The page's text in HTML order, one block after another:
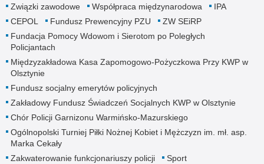
Związki zawodowe Współpraca międzynarodowa
IPA
CEPOL
Fundusz Prewencyjny PZU
ZW SEiRP
Fundacja Pomocy Wdowom i Sierotom po Poległych
Policjantach
Międzyzakładowa Kasa Zapomogowo-Pożyczkowa Przy KWP w
Olsztynie
Fundusz socjalny emerytów policyjnych
Zakładowy Fundusz Świadczeń Socjalnych KWP w Olsztynie
Chór Policji Garnizonu Warmińsko-Mazurskiego
Ogólnopolski Turniej Piłki Nożnej Kobiet i Mężczyzn im. mł. asp.
Marka Cekały
Zakwaterowanie funkcjonariuszy policji
Sport